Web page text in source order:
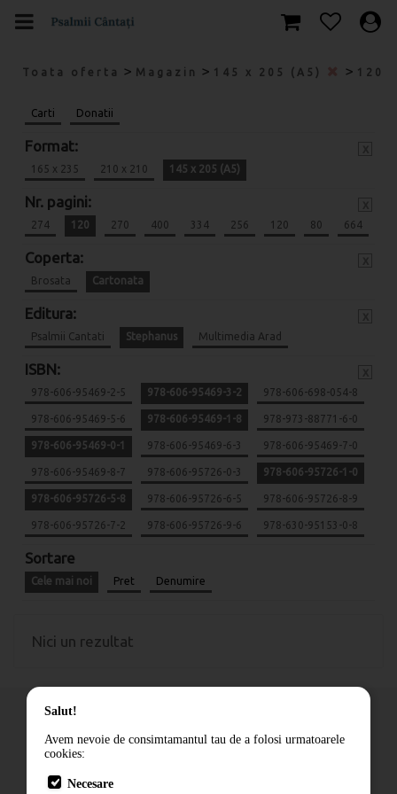
Toata oferta > Magazin > 145 x 205 (A5) > 120
Carti Donatii
Format:
165 x 235 210 x 210 145 x 205 (A5)
Nr. pagini:
274 120 270 400 334 256 120 80 664
Coperta:
Brosata Cartonata
Editura:
Psalmii Cantati Stephanus Multimedia Arad
ISBN:
978-606-95469-2-5 978-606-95469-3-2 978-606-698-054-8
978-606-95469-5-6 978-606-95469-1-8 978-973-88771-6-0
978-606-95469-0-1 978-606-95469-6-3 978-606-95469-7-0
978-606-95469-8-7 978-606-95726-0-3 978-606-95726-1-0
978-606-95726-5-8 978-606-95726-6-5 978-606-95726-8-9
978-606-95726-7-2 978-606-95726-9-6 978-630-95153-0-8
Sortare
Cele mai noi Pret Denumire
Nici un rezultat
Cum comand
Livrare
Salut!
Avem nevoie de consimtamantul tau de a folosi urmatoarele
cookies:
Necesare